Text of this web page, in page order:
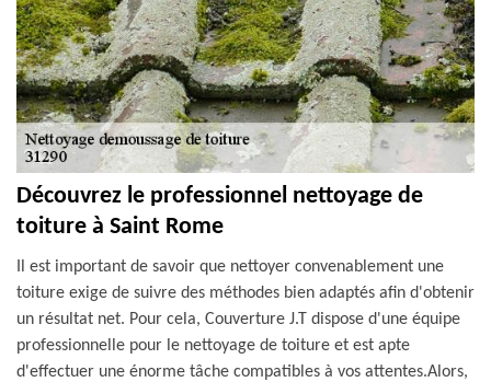
Découvrez le professionnel nettoyage de
toiture à Saint Rome
Il est important de savoir que nettoyer convenablement une
toiture exige de suivre des méthodes bien adaptés afin d'obtenir
un résultat net. Pour cela, Couverture J.T dispose d'une équipe
professionnelle pour le nettoyage de toiture et est apte
d'effectuer une énorme tâche compatibles à vos attentes.Alors,